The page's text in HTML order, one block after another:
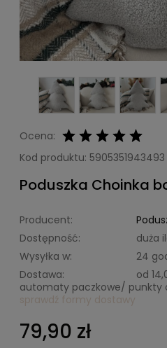
Ocena:
Kod produktu: 5905351943493
Poduszka Choinka
Producent:
Dostępność:
duża
Wysyłka w:
24
Dostawa:
od
automaty paczkowe/ punkty
Cena nie zawiera
sprawdź formy dostawy
79,90 zł